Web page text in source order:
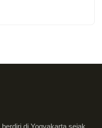
di Yogyakarta sejak